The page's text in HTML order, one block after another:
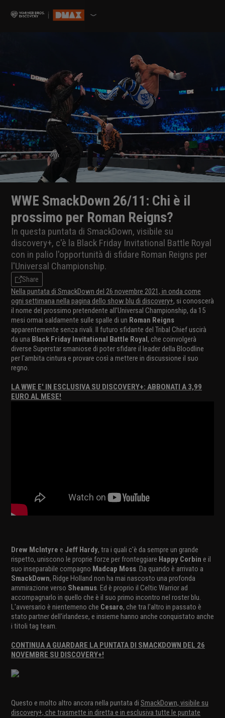
WWE SmackDown 26/11: Chi è il
prossimo per Roman Reigns?
In questa puntata di SmackDown, visibile su
discovery+, c'è la Black Friday Invitational Battle Royal
con in palio l'opportunità di sfidare Roman Reigns per
l'Universal Championship.
Share
Nella puntata di SmackDown del 26 novembre 2021, in onda come
ogni settimana nella pagina dello show blu di discovery+, si conoscerà
il nome del prossimo pretendente all'Universal Championship, da 15
mesi ormai saldamente sulle spalle di un Roman Reigns
apparentemente senza rivali. Il futuro sfidante del Tribal Chief uscirà
da una Black Friday Invitational Battle Royal, che coinvolgerà
diverse Superstar smaniose di poter sfidare il leader della Bloodline
per l'ambita cintura e provare così a mettere in discussione il suo
regno.
LA WWE E' IN ESCLUSIVA SU DISCOVERY+: ABBONATI A 3,99
EURO AL MESE!
Drew McIntyre e Jeff Hardy, tra i quali c'è da sempre un grande
rispetto, uniscono le proprie forze per fronteggiare Happy Corbin e il
suo inseparabile compagno Madcap Moss. Da quando è arrivato a
SmackDown, Ridge Holland non ha mai nascosto una profonda
ammirazione verso Sheamus. Ed è proprio il Celtic Warrior ad
accompagnarlo in quello che è il suo primo incontro nel roster blu.
L'avversario è nientemeno che Cesaro, che tra l'altro in passato è
stato partner dell'irlandese, e insieme hanno anche conquistato anche
i titoli tag team.
CONTINUA A GUARDARE LA PUNTATA DI SMACKDOWN DEL 26
NOVEMBRE SU DISCOVERY+!
Questo e molto altro ancora nella puntata di SmackDown, visibile su
discovery+, che trasmette in diretta e in esclusiva tutte le puntate